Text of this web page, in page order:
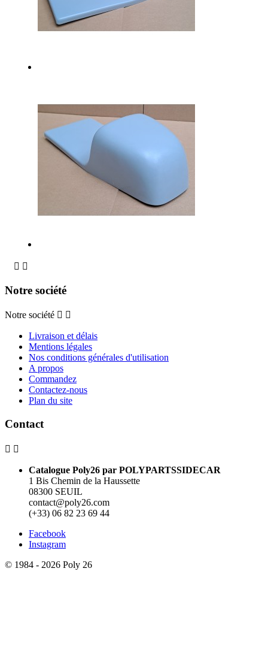
 
Notre société
Notre société  
Livraison et délais
Mentions légales
Nos conditions générales d'utilisation
A propos
Commandez
Contactez-nous
Plan du site
Contact
 
Catalogue Poly26 par POLYPARTSSIDECAR
1 Bis Chemin de la Haussette
08300 SEUIL
contact@poly26.com
(+33) 06 82 23 69 44
Facebook
Instagram
© 1984 - 2026 Poly 26